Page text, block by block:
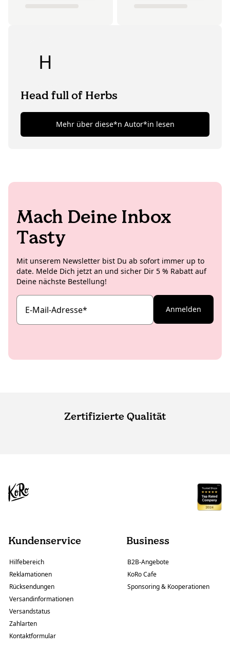
H
Head full of Herbs
Mehr über diese*n Autor*in lesen
Mach Deine Inbox
Tasty
Mit unserem Newsletter bist Du ab sofort immer up to
date. Melde Dich jetzt an und sicher Dir 5 % Rabatt auf
Deine nächste Bestellung!
E-Mail-Adresse* Anmelden
Zertifizierte Qualität
Kundenservice
Hilfebereich
Reklamationen
Rücksendungen
Versandinformationen
Versandstatus
Zahlarten
Kontaktformular
Business
B2B-Angebote
KoRo Cafe
Sponsoring & Kooperationen